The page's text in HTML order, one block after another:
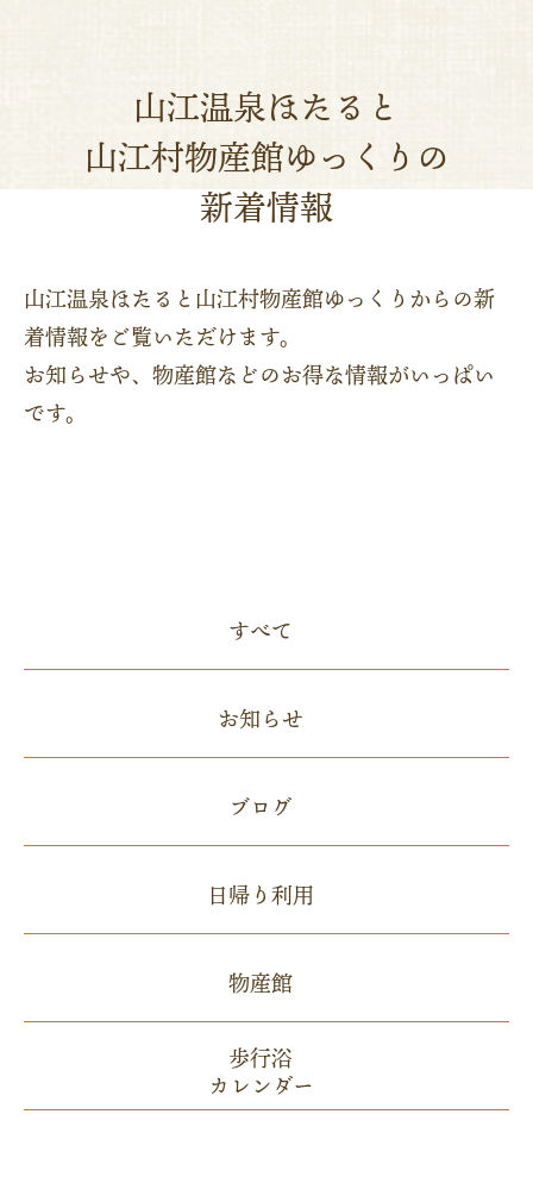
山江温泉ほたると
山江村物産館ゆっくりの
新着情報
山江温泉ほたると山江村物産館ゆっくりからの新
着情報をご覧いただけます。
お知らせや、物産館などのお得な情報がいっぱい
です。
すべて
お知らせ
ブログ
日帰り利用
物産館
歩行浴
カレンダー